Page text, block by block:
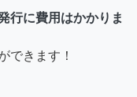
行に費用はかかりま
できます！